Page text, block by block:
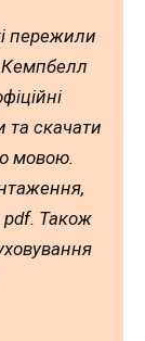
пережили
Кемпбелл
скачати
мовою.
pdf. Також